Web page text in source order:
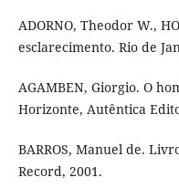
ADORNO, Theodor W.,
esclarecimento. Rio de
AGAMBEN, Giorgio. O
Horizonte, Autêntica
BARROS, Manuel de.
Record, 2001.